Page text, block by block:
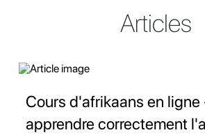
Articles
Cours d'afrikaans en
apprendre correctement